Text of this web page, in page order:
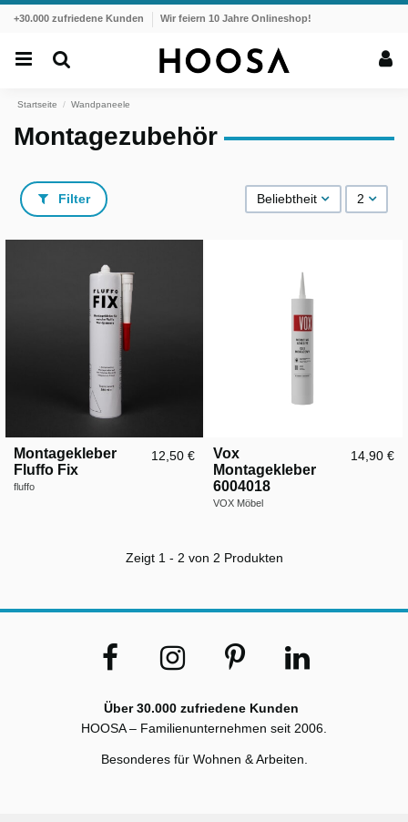
+30.000 zufriedene Kunden Wir feiern 10 Jahre Onlineshop!
Startseite Wandpaneele
Montagezubehör
Filter Beliebtheit 2
Montagekleber
Fluffo Fix
fluffo
12,50 €
Vox
Montagekleber
6004018
VOX Möbel
14,90 €
Zeigt 1 - 2 von 2 Produkten
Über 30.000 zufriedene Kunden
HOOSA – Familienunternehmen seit 2006.
Besonderes für Wohnen & Arbeiten.